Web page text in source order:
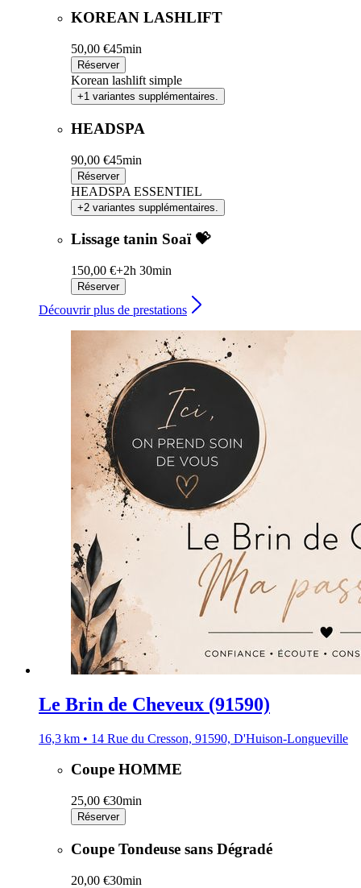
KOREAN LASHLIFT
50,00 €45min
Réserver
Korean lashlift simple
+1 variantes supplémentaires.
HEADSPA
90,00 €45min
Réserver
HEADSPA ESSENTIEL
+2 variantes supplémentaires.
Lissage tanin Soaï 💝
150,00 €+2h 30min
Réserver
Découvrir plus de prestations
Le Brin de Cheveux (91590)
16,3 km • 14 Rue du Cresson, 91590, D'Huison-Longueville
Coupe HOMME
25,00 €30min
Réserver
Coupe Tondeuse sans Dégradé
20,00 €30min